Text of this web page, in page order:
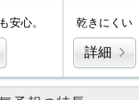
安心。 乾きにくい
詳細